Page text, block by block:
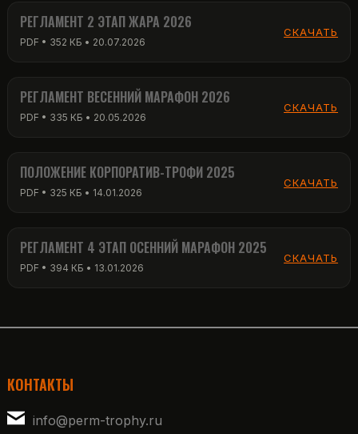
РЕГЛАМЕНТ 2 ЭТАП ЖАРА 2026
РЕГЛАМЕНТ ВЕСЕННИЙ МАРАФОН 2026
ПОЛОЖЕНИЕ КОРПОРАТИВ-ТРОФИ 2025
РЕГЛАМЕНТ 4 ЭТАП ОСЕННИЙ МАРАФОН 2025
КОНТАКТЫ